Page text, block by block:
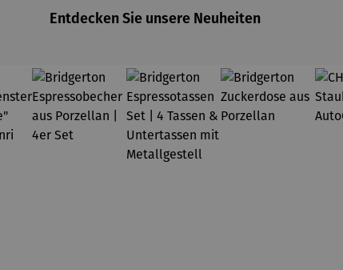
Monet
Entdecken Sie unsere Neuheiten